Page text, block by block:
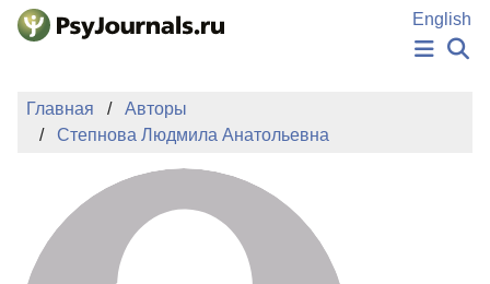
Перейти к основному содержанию
English
ИЗДАНИЯ
ПОДАТЬ РУКОПИСЬ
БАЗА ЗНАНИЙ
КЛЮЧЕВЫЕ СЛОВА
Регистрация
Главная
Авторы
Степнова Людмила Анатольевна